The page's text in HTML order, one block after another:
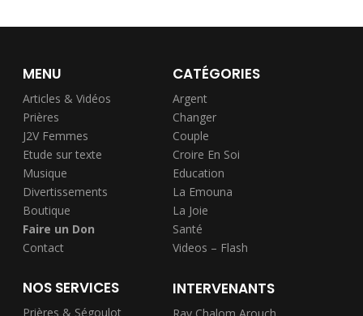
MENU
Articles & Vidéos
Prières
J2V Femmes
Etude sur texte
Musique
Divertissements
Boutique
Faire un Don
Contact
CATÉGORIES
Argent
Changer
Couple
Croire En Soi
Education
La Emouna
La Joie
Santé
Videos – Flash
NOS SERVICES
Prières & Ségoulot
INTERVENANTS